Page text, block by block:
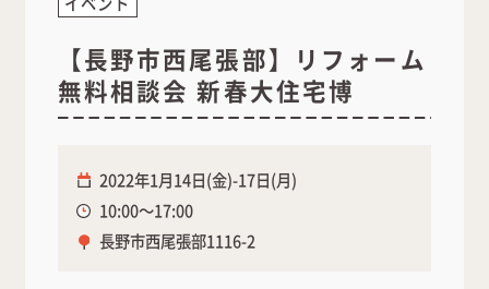
【長野市西尾張部】リフォーム
無料相談会 新春大住宅博
2022年1月14日(金)-17日(月)
10:00～17:00
長野市西尾張部1116-2